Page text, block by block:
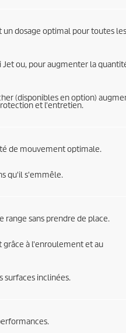
dosage optimal pour toutes les
ou, pour augmenter la
(disponibles en option)
et l'entretien.
de mouvement optimale.
qu'il s'emmêle.
sans prendre de place.
à l'enroulement et au
surfaces inclinées.